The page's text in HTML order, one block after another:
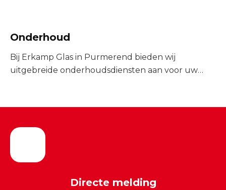
Onderhoud
Bij Erkamp Glas in Purmerend bieden wij
uitgebreide onderhoudsdiensten aan voor uw
Directe melding